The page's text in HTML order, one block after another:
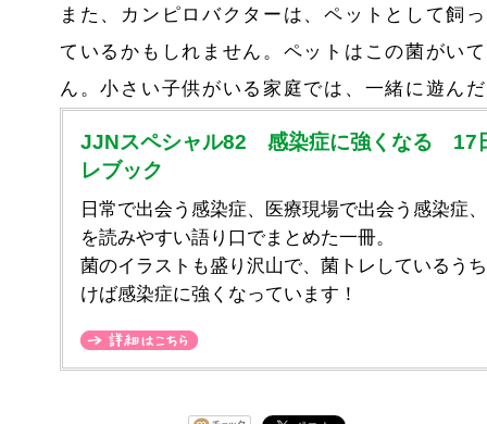
また、カンピロバクターは、ペットとして飼
ているかもしれません。ペットはこの菌がい
ん。小さい子供がいる家庭では、一緒に遊ん
JJNスペシャル82 感染症に強くなる 17
レブック
日常で出会う感染症、医療現場で出会う感染症
を読みやすい語り口でまとめた一冊。
菌のイラストも盛り沢山で、菌トレしているう
けば感染症に強くなっています！